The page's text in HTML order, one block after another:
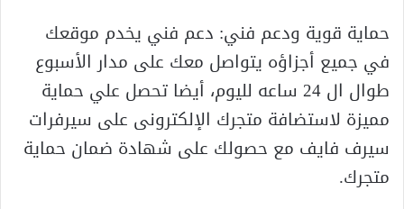
حماية قوية ودعم فني: دعم فني يخدم موقعك
في جميع أجزاؤه يتواصل معك على مدار الأسبوع
طوال ال 24 ساعه لليوم، أيضا تحصل علي حماية
مميزة لاستضافة متجرك الإلكترونى على سيرفرات
سيرف فايف مع حصولك على شهادة ضمان حماية
متجرك.